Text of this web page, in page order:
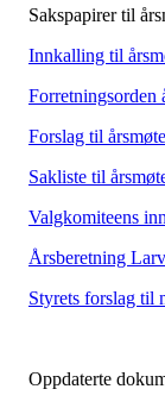
Sakspapirer til
Innkalling til
Forslag til
Sakliste til
Valgkomiteens
Årsberetning
Styrets forslag til
Oppdaterte